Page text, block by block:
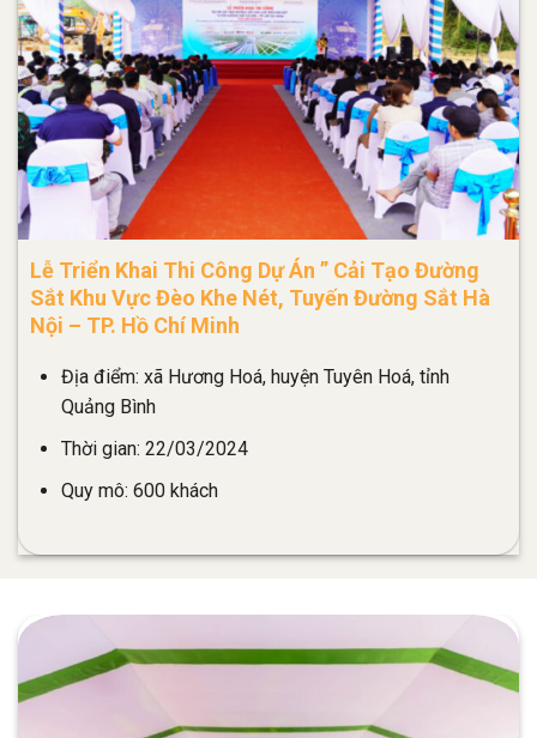
Lễ Triển Khai Thi Công Dự Án ” Cải Tạo Đường
Sắt Khu Vực Đèo Khe Nét, Tuyến Đường Sắt Hà
Nội – TP. Hồ Chí Minh
Địa điểm: xã Hương Hoá, huyện Tuyên Hoá, tỉnh
Quảng Bình
Thời gian: 22/03/2024
Quy mô: 600 khách